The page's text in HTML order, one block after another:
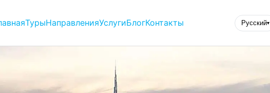
ТурыНаправленияУслугиБлогКонтакты Русский▾